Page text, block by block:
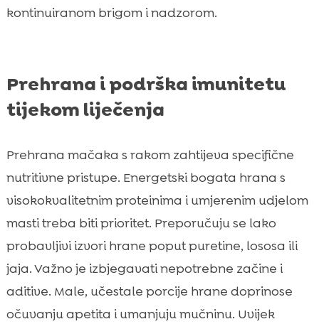
kontinuiranom brigom i nadzorom.
Prehrana i podrška imunitetu
tijekom liječenja
Prehrana mačaka s rakom zahtijeva specifične
nutritivne pristupe. Energetski bogata hrana s
visokokvalitetnim proteinima i umjerenim udjelom
masti treba biti prioritet. Preporučuju se lako
probavljivi izvori hrane poput puretine, lososa ili
jaja. Važno je izbjegavati nepotrebne začine i
aditive. Male, učestale porcije hrane doprinose
očuvanju apetita i umanjuju mučninu. Uvijek